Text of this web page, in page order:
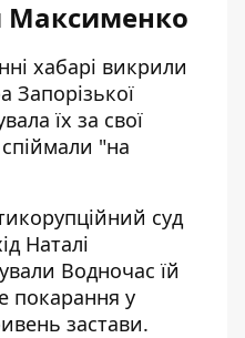
Максименко
хабарі викрили
Запорізької
їх за свої
"на
суд
Наталі
Водночас їй
покарання у
застави.